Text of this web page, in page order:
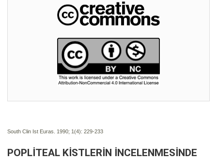
South Clin Ist Euras. 1990; 1(4): 229-233
POPLİTEAL KİSTLERİN İNCELENMESİNDE